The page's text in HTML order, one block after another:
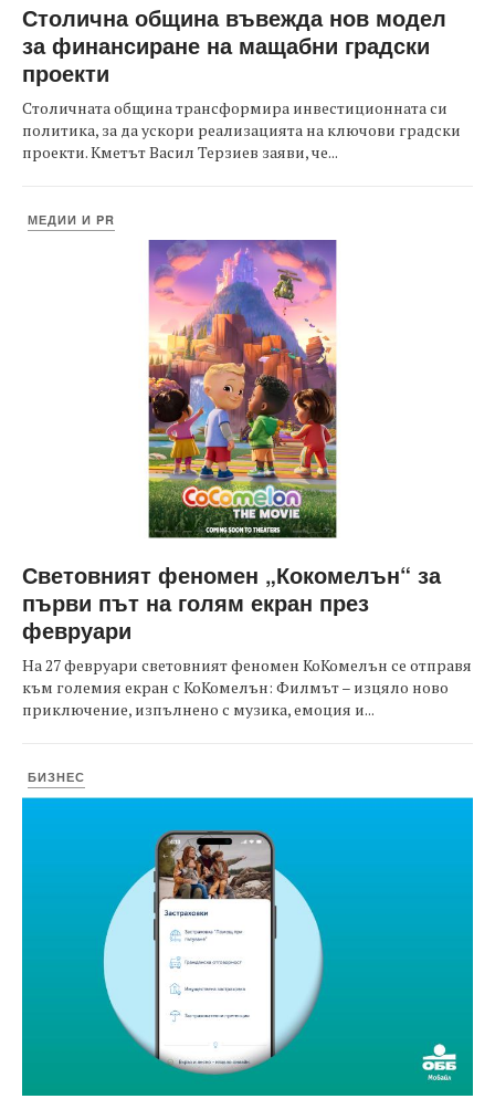
Столична община въвежда нов модел
за финансиране на мащабни градски
проекти
Столичната община трансформира инвестиционната си
политика, за да ускори реализацията на ключови градски
проекти. Кметът Васил Терзиев заяви, че...
МЕДИИ И PR
Световният феномен „Кокомелън“ за
първи път на голям екран през
февруари
На 27 февруари световният феномен КоКомелън се отправя
към големия екран с КоКомелън: Филмът – изцяло ново
приключение, изпълнено с музика, емоция и...
БИЗНЕС